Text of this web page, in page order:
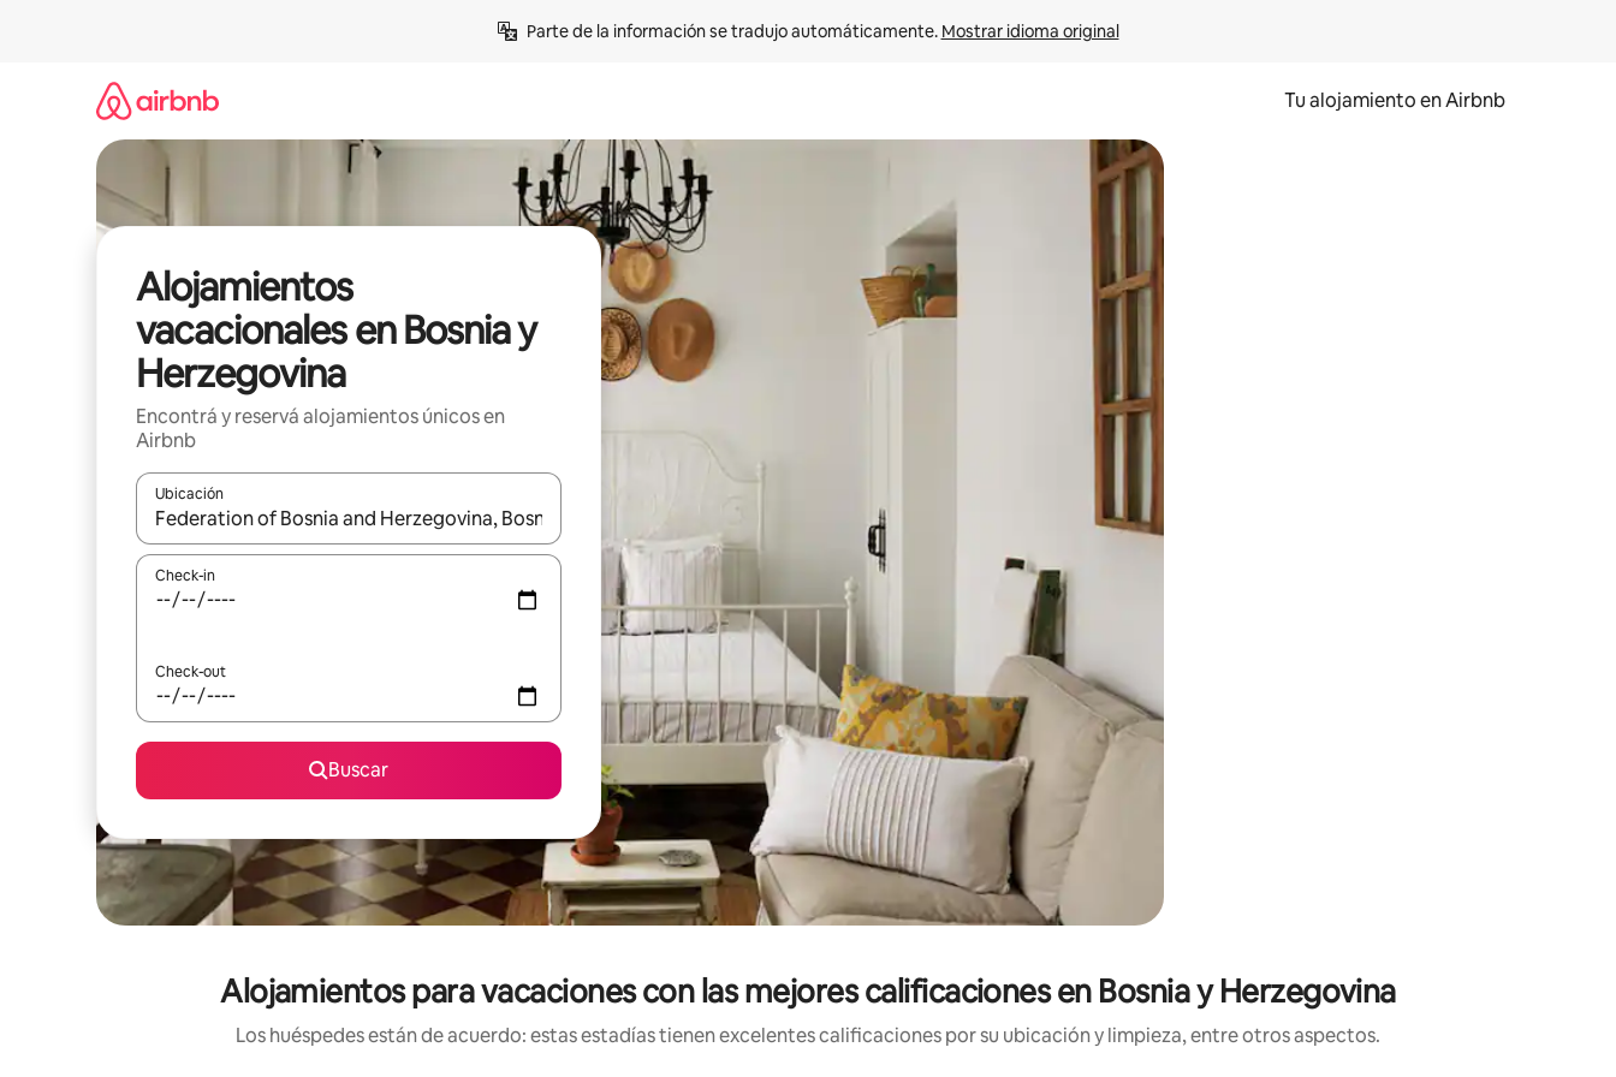
Parte de la información se tradujo automáticamente. Mostrar idioma original
Tu alojamiento en Airbnb
Alojamientos
vacacionales en Bosnia y
Herzegovina
Encontrá y reservá alojamientos únicos en
Airbnb
Ubicación
Cuando los resultados estén disponibles, navegá con las teclas de flecha hacia arriba y hacia abajo o explorá deslizando el dedo.
Check-in
Check-out
Buscar
Alojamientos para vacaciones con las mejores calificaciones en Bosnia y Herzegovina
Los huéspedes están de acuerdo: estas estadías tienen excelentes calificaciones por su ubicación y limpieza, entre otros aspectos.